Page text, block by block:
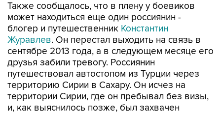
Также сообщалось, что в плену у боевиков
может находиться еще один россиянин -
блогер и путешественник Константин
Журавлев. Он перестал выходить на связь в
сентябре 2013 года, а в следующем месяце его
друзья забили тревогу. Россиянин
путешествовал автостопом из Турции через
территорию Сирии в Сахару. Он исчез на
территории Сирии, где он пребывал без визы,
и, как выяснилось позже, был захвачен